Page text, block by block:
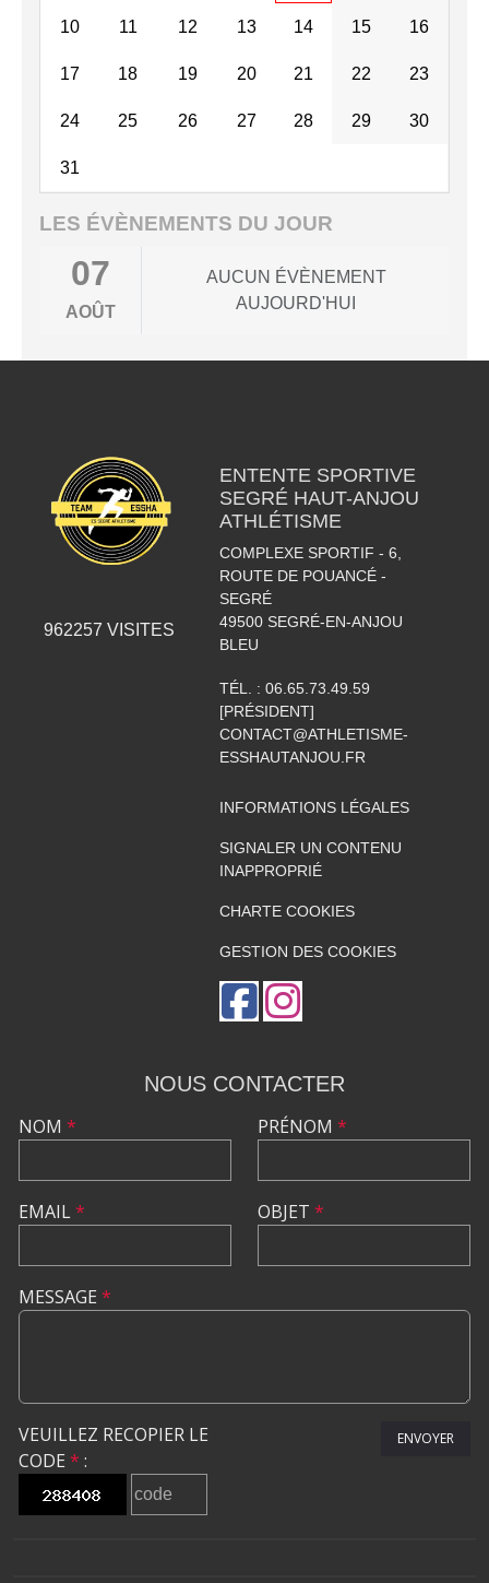
10 11 12 13 14 15 16
17 18 19 20 21 22 23
24 25 26 27 28 29 30
31
LES ÉVÈNEMENTS DU JOUR
07
AOÛT
AUCUN ÉVÈNEMENT
AUJOURD'HUI
962257 VISITES
ENTENTE SPORTIVE
SEGRÉ HAUT-ANJOU
ATHLÉTISME
COMPLEXE SPORTIF - 6,
ROUTE DE POUANCÉ -
SEGRÉ
49500 SEGRÉ-EN-ANJOU
BLEU
TÉL. : 06.65.73.49.59
[PRÉSIDENT]
CONTACT@ATHLETISME-
ESSHAUTANJOU.FR
INFORMATIONS LÉGALES
SIGNALER UN CONTENU
INAPPROPRIÉ
CHARTE COOKIES
GESTION DES COOKIES
NOUS CONTACTER
NOM *
EMAIL*
PRÉNOM *
OBJET *
MESSAGE *
VEUILLEZ RECOPIER LE
CODE * :
ENVOYER